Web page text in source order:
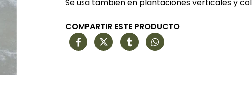
Se usa también en plantaciones verticales y
COMPARTIR ESTE PRODUCTO